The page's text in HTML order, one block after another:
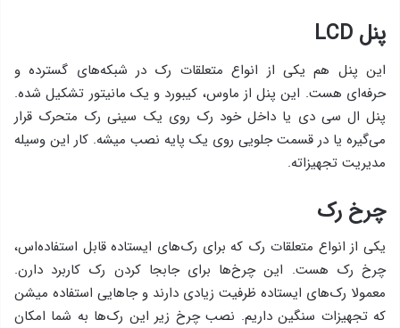
پنل LCD
این پنل هم یکی از انواع متعلقات رک در شبکه‌های گسترده و
حرفه‌ای هست. این پنل از ماوس، کیبورد و یک مانیتور تشکیل شده.
پنل ال سی دی یا داخل خود رک روی یک سینی رک متحرک قرار
می‌گیره یا در قسمت جلویی روی یک پایه نصب میشه. کار این وسیله
مدیریت تجهیزاته.
چرخ رک
یکی از انواع متعلقات رک که برای رک‌های ایستاده قابل استفاده‌اس،
چرخ رک هست. این چرخ‌ها برای جابجا کردن رک کاربرد دارن.
معمولا رک‌های ایستاده ظرفیت زیادی دارند و جاهایی استفاده میشن
که تجهیزات سنگین داریم. نصب چرخ زیر این رک‌ها به شما امکان